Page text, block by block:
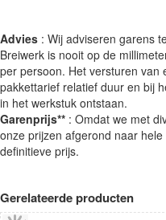
Advies : Wij adviseren garens
Breiwerk is nooit op de
per persoon. Het versturen van
pakkettarief relatief duur en bij
in het werkstuk ontstaan.
Garenprijs** : Omdat we met
onze prijzen afgerond naar
definitieve prijs.
Gerelateerde producten